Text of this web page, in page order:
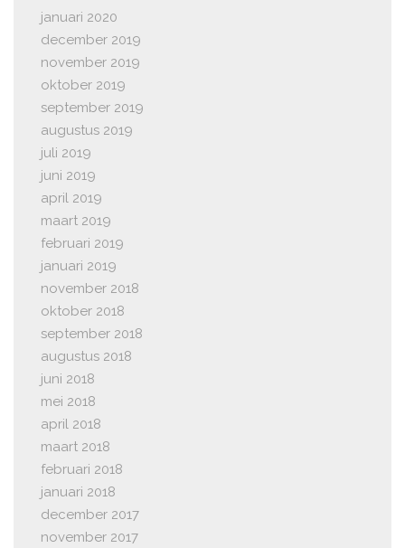
januari 2020
december 2019
november 2019
oktober 2019
september 2019
augustus 2019
juli 2019
juni 2019
april 2019
maart 2019
februari 2019
januari 2019
november 2018
oktober 2018
september 2018
augustus 2018
juni 2018
mei 2018
april 2018
maart 2018
februari 2018
januari 2018
december 2017
november 2017